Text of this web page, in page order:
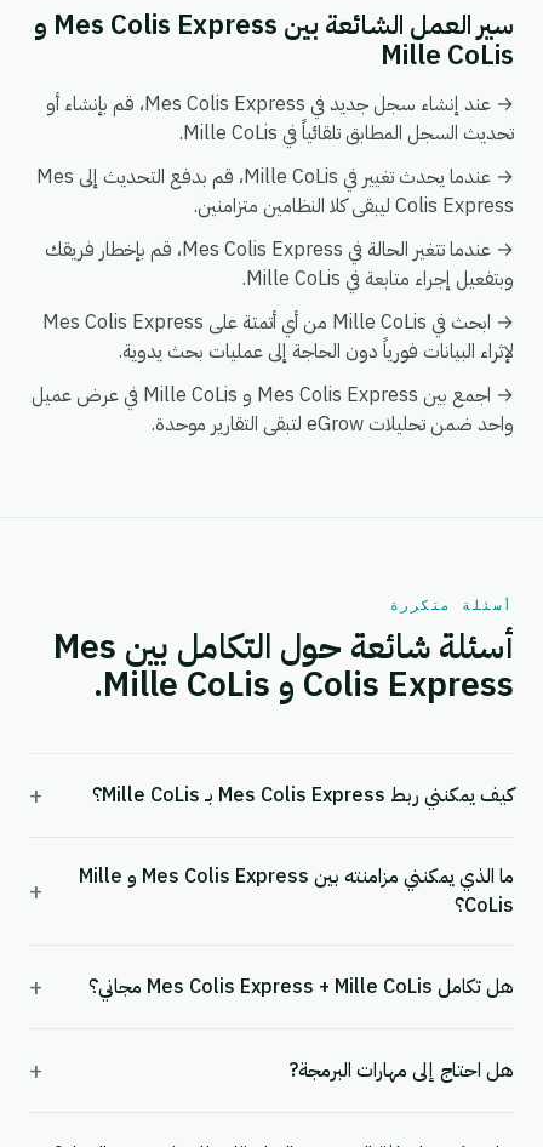
سير العمل الشائعة بين Mes Colis Express و
Mille CoLis
→ عند إنشاء سجل جديد في Mes Colis Express، قم بإنشاء أو
تحديث السجل المطابق تلقائياً في Mille CoLis.
→ عندما يحدث تغيير في Mille CoLis، قم بدفع التحديث إلى Mes
Colis Express ليبقى كلا النظامين متزامنين.
→ عندما تتغير الحالة في Mes Colis Express، قم بإخطار فريقك
وبتفعيل إجراء متابعة في Mille CoLis.
→ ابحث في Mille CoLis من أي أتمتة على Mes Colis Express
لإثراء البيانات فورياً دون الحاجة إلى عمليات بحث يدوية.
→ اجمع بين Mes Colis Express و Mille CoLis في عرض عميل
واحد ضمن تحليلات eGrow لتبقى التقارير موحدة.
أسئلة متكررة
أسئلة شائعة حول التكامل بين Mes
Colis Express و Mille CoLis.
كيف يمكنني ربط Mes Colis Express بـ Mille CoLis؟ +
ما الذي يمكنني مزامنته بين Mes Colis Express و Mille
CoLis؟
+
هل تكامل Mes Colis Express + Mille CoLis مجاني؟ +
هل احتاج إلى مهارات البرمجة? +